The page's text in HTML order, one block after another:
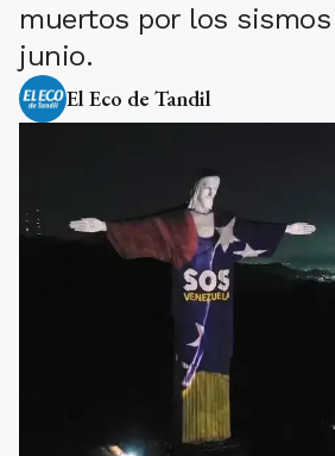
muertos por los
junio.
El Eco de Tandil